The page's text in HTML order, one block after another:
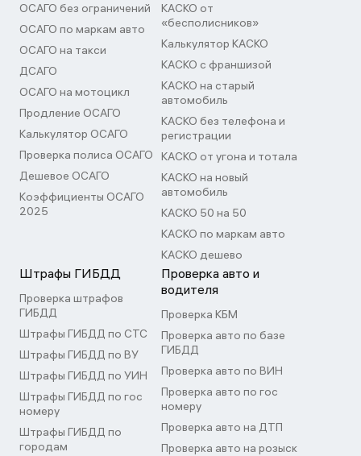
ОСАГО без ограничений
ОСАГО по маркам авто
ОСАГО на такси
ДСАГО
ОСАГО на мотоцикл
Продление ОСАГО
Калькулятор ОСАГО
Проверка полиса ОСАГО
Дешевое ОСАГО
Коэффициенты ОСАГО
2025
КАСКО от
«бесполисников»
Калькулятор КАСКО
КАСКО с франшизой
КАСКО на старый
автомобиль
КАСКО без телефона и
регистрации
КАСКО от угона и тотала
КАСКО на новый
автомобиль
КАСКО 50 на 50
КАСКО по маркам авто
КАСКО дешево
Штрафы ГИБДД
Проверка штрафов
ГИБДД
Штрафы ГИБДД по СТС
Штрафы ГИБДД по ВУ
Штрафы ГИБДД по УИН
Штрафы ГИБДД по гос
номеру
Штрафы ГИБДД по
городам
Проверка авто и
водителя
Проверка КБМ
Проверка авто по базе
ГИБДД
Проверка авто по ВИН
Проверка авто по гос
номеру
Проверка авто на ДТП
Проверка авто на розыск